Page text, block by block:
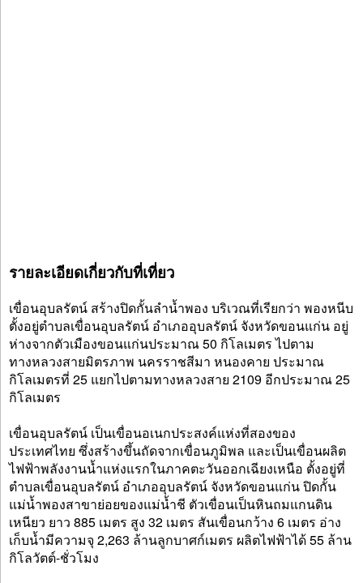
รายละเอียดเกี่ยวกับที่เที่ยว
เขื่อนอุบลรัตน์ สร้างปิดกั้นลำน้ำพอง บริเวณที่เรียกว่า พองหนีบ
ตั้งอยู่ตำบลเขื่อนอุบลรัตน์ อำเภออุบลรัตน์ จังหวัดขอนแก่น อยู่
ห่างจากตัวเมืองขอนแก่นประมาณ 50 กิโลเมตร ไปตาม
ทางหลวงสายมิตรภาพ นครราชสีมา หนองคาย ประมาณ
กิโลเมตรที่ 25 แยกไปตามทางหลวงสาย 2109 อีกประมาณ 25
กิโลเมตร
เขื่อนอุบลรัตน์ เป็นเขื่อนอเนกประสงค์แห่งที่สองของ
ประเทศไทย ซึ่งสร้างขึ้นถัดจากเขื่อนภูมิพล และเป็นเขื่อนผลิต
ไฟฟ้าพลังงานน้ำแห่งแรกในภาคตะวันออกเฉียงเหนือ ตั้งอยู่ที่
ตำบลเขื่อนอุบลรัตน์ อำเภออุบลรัตน์ จังหวัดขอนแก่น ปิดกั้น
แม่น้ำพองสาขาย่อยของแม่น้ำชี ตัวเขื่อนเป็นหินถมแกนดิน
เหนียว ยาว 885 เมตร สูง 32 เมตร สันเขื่อนกว้าง 6 เมตร อ่าง
เก็บน้ำมีความจุ 2,263 ล้านลูกบาศก์เมตร ผลิตไฟฟ้าได้ 55 ล้าน
กิโลวัตต์-ชั่วโมง